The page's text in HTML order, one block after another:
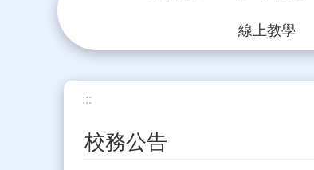
線上教學
:::
校務公告